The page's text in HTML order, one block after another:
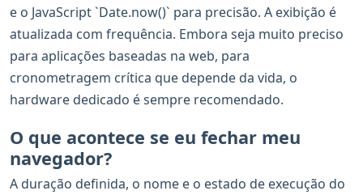
e o JavaScript `Date.now()` para precisão. A exibição é
atualizada com frequência. Embora seja muito preciso
para aplicações baseadas na web, para
cronometragem crítica que depende da vida, o
hardware dedicado é sempre recomendado.
O que acontece se eu fechar meu
navegador?
A duração definida, o nome e o estado de execução do